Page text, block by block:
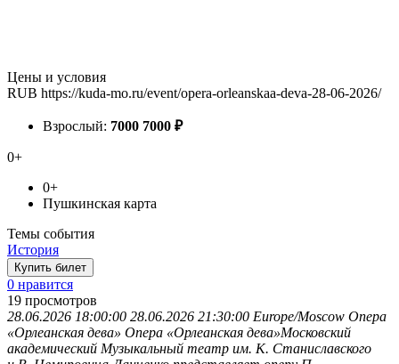
Цены и условия
RUB https://kuda-mo.ru/event/opera-orleanskaa-deva-28-06-2026/
Взрослый: 7000 7000 ₽
0+
0+
Пушкинская карта
Темы события
История
Купить билет
0 нравится
19 просмотров
28.06.2026 18:00:00 28.06.2026 21:30:00 Europe/Moscow Опера
«Орлеанская дева» Опера «Орлеанская дева»Московский
академический Музыкальный театр им. К. Станиславского